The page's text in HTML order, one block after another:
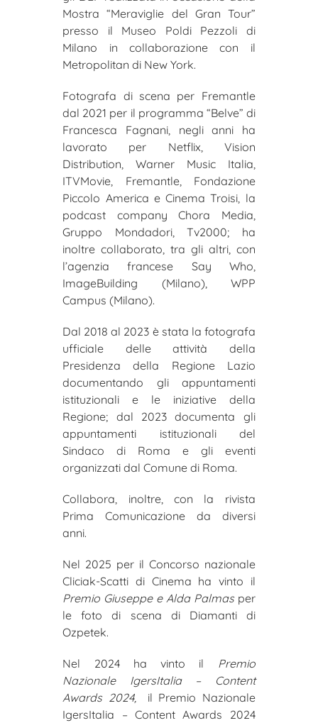
Mostra “Meraviglie del Gran Tour”
presso il Museo Poldi Pezzoli di
Milano in collaborazione con il
Metropolitan di New York.
Fotografa di scena per Fremantle
dal 2021 per il programma “Belve” di
Francesca Fagnani, negli anni ha
lavorato per Netflix, Vision
Distribution, Warner Music Italia,
ITVMovie, Fremantle, Fondazione
Piccolo America e Cinema Troisi, la
podcast company Chora Media,
Gruppo Mondadori, Tv2000; ha
inoltre collaborato, tra gli altri, con
l’agenzia francese Say Who,
ImageBuilding (Milano), WPP
Campus (Milano).
Dal 2018 al 2023 è stata la fotografa
ufficiale delle attività della
Presidenza della Regione Lazio
documentando gli appuntamenti
istituzionali e le iniziative della
Regione; dal 2023 documenta gli
appuntamenti istituzionali del
Sindaco di Roma e gli eventi
organizzati dal Comune di Roma.
Collabora, inoltre, con la rivista
Prima Comunicazione da diversi
anni.
Nel 2025 per il Concorso nazionale
Cliciak-Scatti di Cinema ha vinto il
Premio Giuseppe e Alda Palmas per
le foto di scena di Diamanti di
Ozpetek.
Nel 2024 ha vinto il Premio
Nazionale IgersItalia – Content
Awards 2024,
il Premio Nazionale
IgersItalia – Content Awards 2024